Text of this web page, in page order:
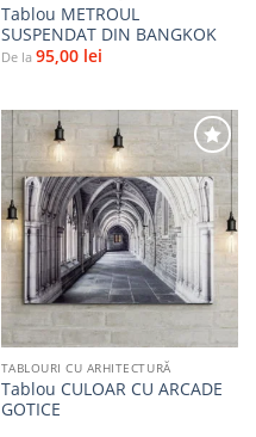
Tablou METROUL
SUSPENDAT DIN BANGKOK
De la 95,00 lei
Adaugă
la
favorite
TABLOURI CU ARHITECTURĂ
Tablou CULOAR CU ARCADE
GOTICE